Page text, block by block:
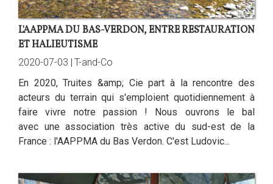
L'AAPPMA DU BAS-VERDON, ENTRE RESTAURATION
ET HALIEUTISME
2020-07-03 | T-and-Co
En 2020, Truites &amp; Cie part à la rencontre des
acteurs du terrain qui s'emploient quotidiennement à
faire vivre notre passion ! Nous ouvrons le bal
avec une association très active du sud-est de la
France : l'AAPPMA du Bas Verdon. C'est Ludovic...